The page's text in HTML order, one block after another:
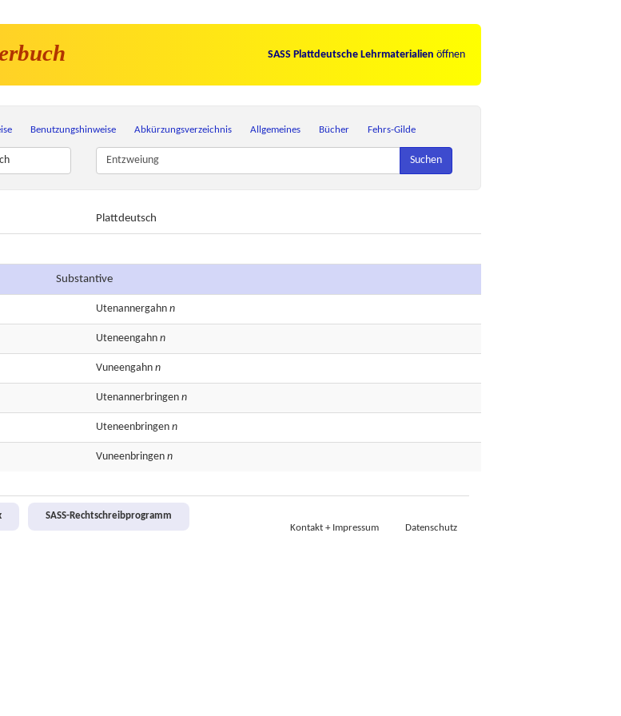
SASS Plattdeutsche Lehrmaterialien öffnen
Benutzungshinweise Abkürzungsverzeichnis Allgemeines Bücher Fehrs-Gilde
Suchen
Plattdeutsch
Substantive
Utenannergahn n
Uteneengahn n
Vuneengahn n
Utenannerbringen n
Uteneenbringen n
Vuneenbringen n
SASS-Rechtschreibprogramm
Kontakt + Impressum
Datenschutz